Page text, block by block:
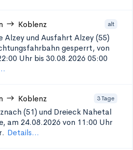
Koblenz alt
Alzey und Ausfahrt Alzey (55)
gesperrt, von
Uhr bis 30.08.2026 05:00
Koblenz 3 Tage
(51) und Dreieck Nahetal
am 24.08.2026 von 11:00 Uhr
Details...